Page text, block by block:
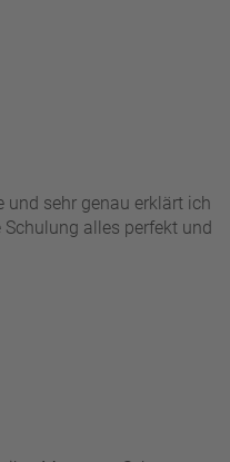
und sehr genau erklärt ich
alles perfekt und